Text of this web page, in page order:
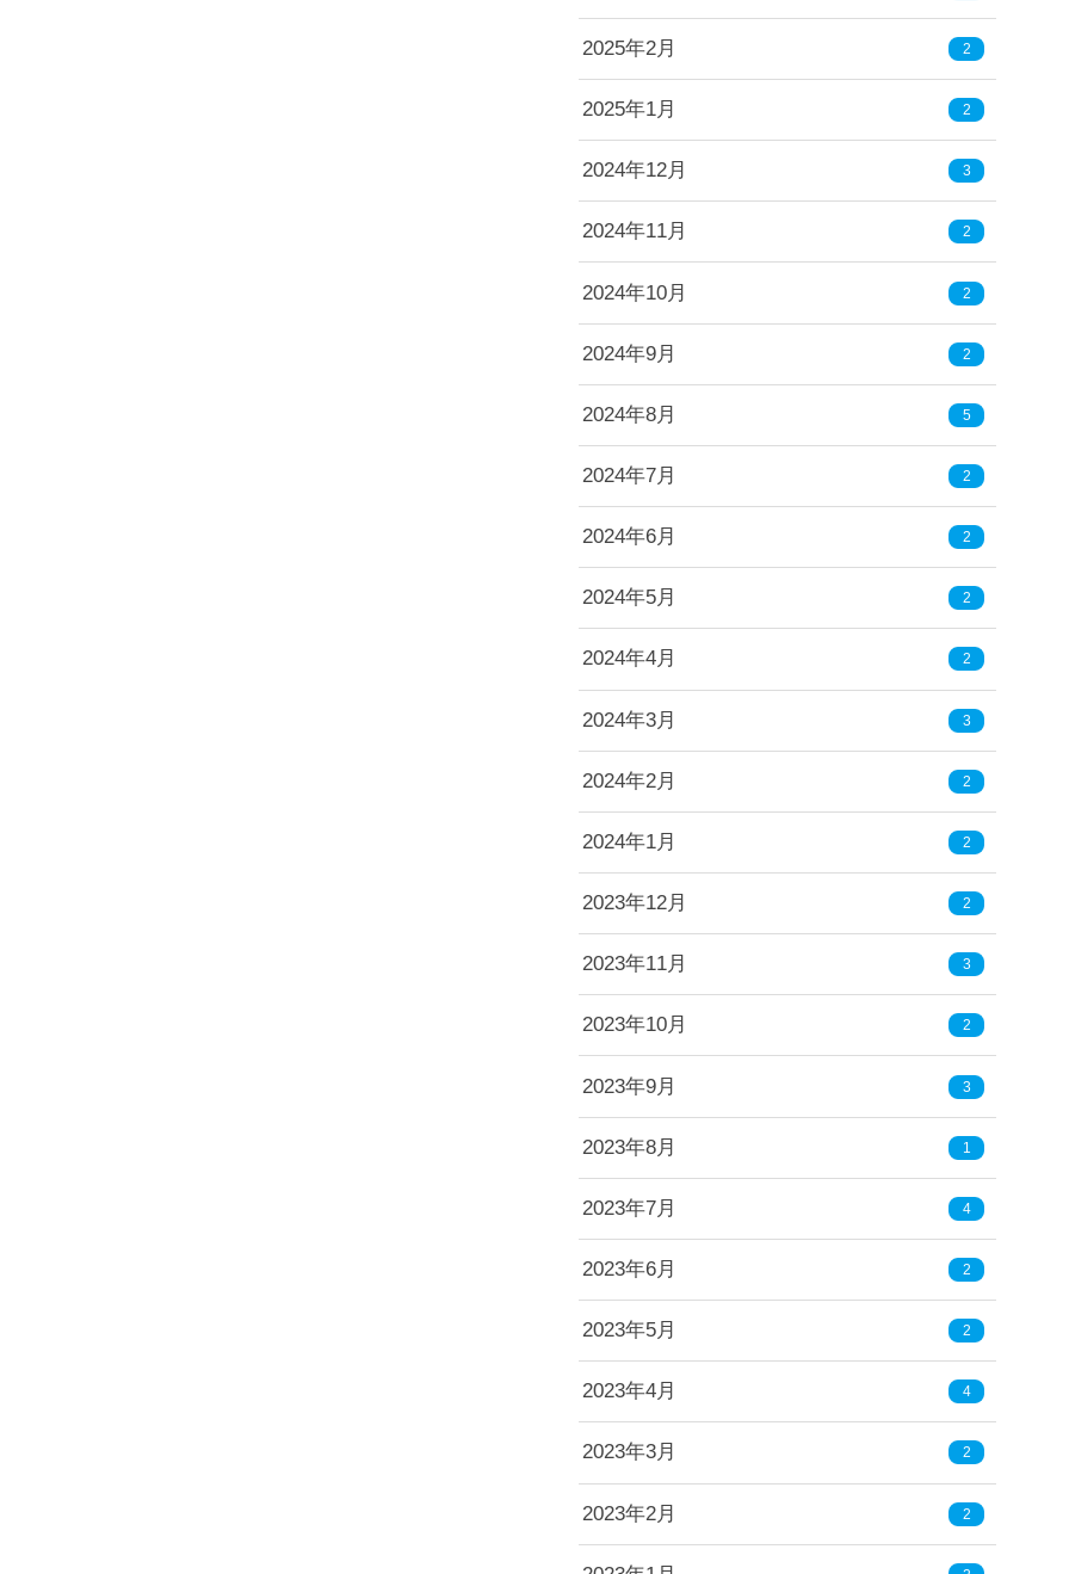
2025年2月 2
2025年1月 2
2024年12月 3
2024年11月 2
2024年10月 2
2024年9月 2
2024年8月 5
2024年7月 2
2024年6月 2
2024年5月 2
2024年4月 2
2024年3月 3
2024年2月 2
2024年1月 2
2023年12月 2
2023年11月 3
2023年10月 2
2023年9月 3
2023年8月 1
2023年7月 4
2023年6月 2
2023年5月 2
2023年4月 4
2023年3月 2
2023年2月 2